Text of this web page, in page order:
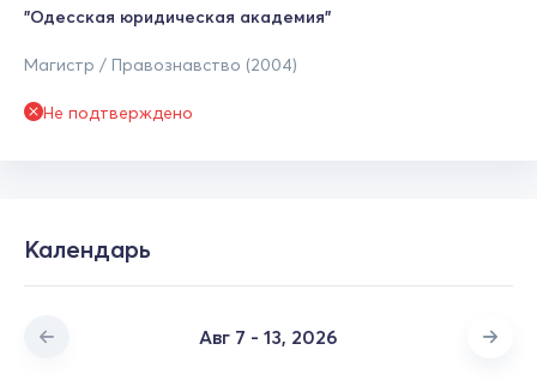
"Одесская юридическая академия"
Магистр / Правознавство (2004)
Не подтверждено
Календарь
Авг 7 - 13, 2026